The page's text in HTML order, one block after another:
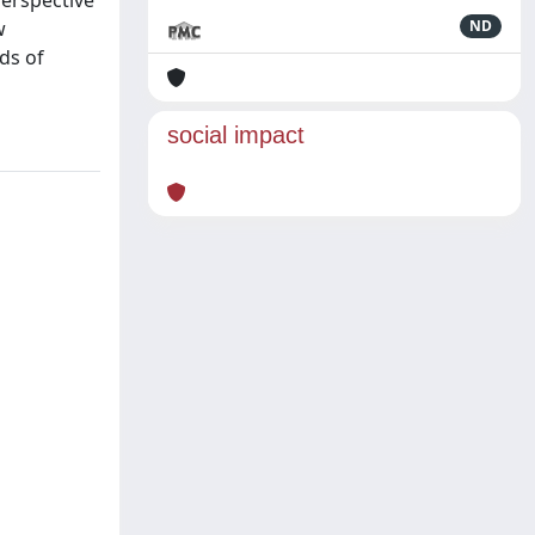
of
ND
social impact